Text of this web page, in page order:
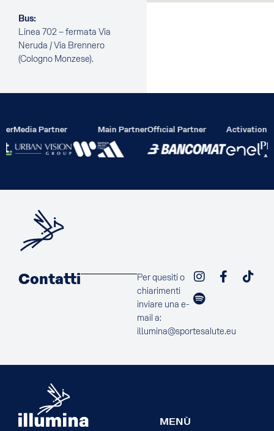
Bus:
Linea 702 – fermata Via
Neruda / Via Brennero
(Cologno Monzese).
Media Partner Main PartnerOfficial Partner Activation
Contatti
Per quesiti o
chiarimenti
inviare una e-
mail a:
illumina@sportesalute.eu
MENÙ